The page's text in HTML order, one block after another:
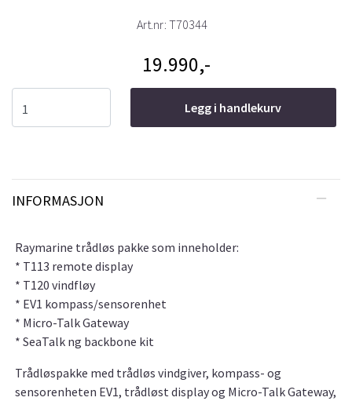
Art.nr: T70344
19.990,-
Legg i handlekurv
INFORMASJON
Raymarine trådløs pakke som inneholder:
* T113 remote display
* T120 vindfløy
* EV1 kompass/sensorenhet
* Micro-Talk Gateway
* SeaTalk ng backbone kit
Trådløspakke med trådløs vindgiver, kompass- og
sensorenheten EV1, trådløst display og Micro-Talk Gateway,